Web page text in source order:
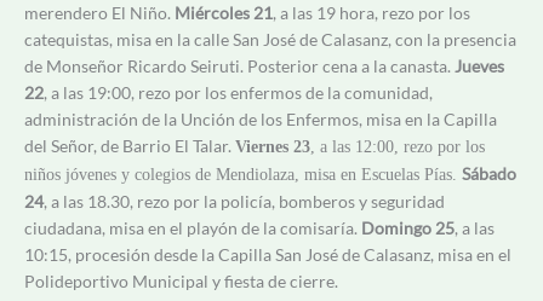
merendero El Niño. Miércoles 21, a las 19 hora, rezo por los
catequistas, misa en la calle San José de Calasanz, con la presencia
de Monseñor Ricardo Seiruti. Posterior cena a la canasta. Jueves
22, a las 19:00, rezo por los enfermos de la comunidad,
administración de la Unción de los Enfermos, misa en la Capilla
del Señor, de Barrio El Talar. Viernes 23 , a las 12:00, rezo por los
niños jóvenes y colegios de Mendiolaza, misa en Escuelas Pías. Sábado
24, a las 18.30, rezo por la policía, bomberos y seguridad
ciudadana, misa en el playón de la comisaría. Domingo 25, a las
10:15, procesión desde la Capilla San José de Calasanz, misa en el
Polideportivo Municipal y fiesta de cierre.